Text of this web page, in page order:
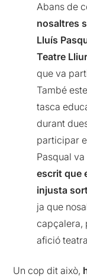
Abans de
nosaltres
Lluís
Teatre
que va
També
tasca
durant
participar
Pasqual
escrit que
injusta
ja que
capçalera,
afició
Un cop dit això,